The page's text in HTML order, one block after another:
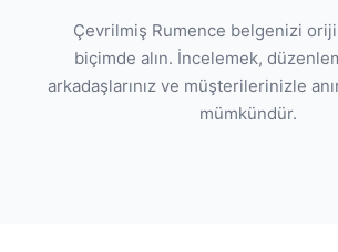
Çevrilmiş Rumence belgenizi
biçimde alın. İncelemek,
arkadaşlarınız ve müşterilerinizle
mümkündür.